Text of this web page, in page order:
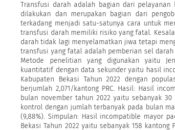
Transfusi darah adalah bagian dari
dilakukan dan merupakan bagian dari
terkadang menjadi satu-satunya cara untuk
transfusi darah memiliki risiko yang fatal.
darah tidak lagi menyelamatkan jiwa tetapi
transfusi yang fatal adalah pemberian sel
Metode penelitian yang digunakan yaitu
kuantitatif dengan data sekunder yaitu hasil
Kabupaten Bekasi Tahun 2022 dengan
berjumlah 2,071/kantong PRC. Hasil: Hasil
bulan november tahun 2022 yaitu sebanyak
kontrol dengan jumlah terbanyak pada bulan
(9,88%). Simpulan: Hasil incompatible mayor
Bekasi Tahun 2022 yaitu sebanyak 158